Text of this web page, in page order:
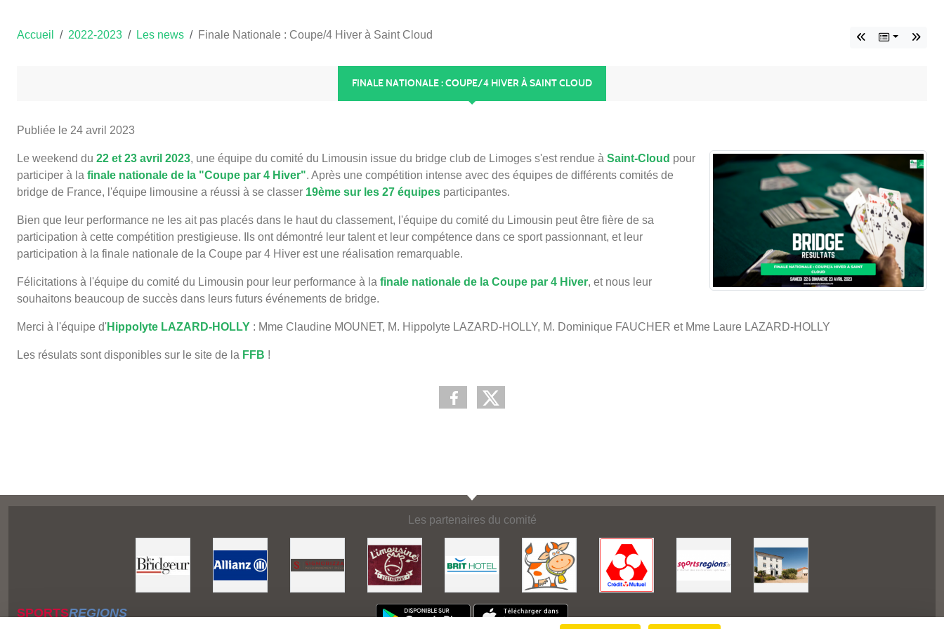
Accueil 2022-2023 Les news Finale Nationale : Coupe/4 Hiver à Saint Cloud
FINALE NATIONALE : COUPE/4 HIVER À SAINT CLOUD
Publiée le 24 avril 2023
Le weekend du 22 et 23 avril 2023, une équipe du comité du Limousin issue du bridge club de Limoges s'est rendue à Saint-Cloud pour
participer à la finale nationale de la "Coupe par 4 Hiver". Après une compétition intense avec des équipes de différents comités de
bridge de France, l'équipe limousine a réussi à se classer 19ème sur les 27 équipes participantes.
Bien que leur performance ne les ait pas placés dans le haut du classement, l'équipe du comité du Limousin peut être fière de sa
participation à cette compétition prestigieuse. Ils ont démontré leur talent et leur compétence dans ce sport passionnant, et leur
participation à la finale nationale de la Coupe par 4 Hiver est une réalisation remarquable.
Félicitations à l'équipe du comité du Limousin pour leur performance à la finale nationale de la Coupe par 4 Hiver, et nous leur
souhaitons beaucoup de succès dans leurs futurs événements de bridge.
Merci à l'équipe d'Hippolyte LAZARD-HOLLY : Mme Claudine MOUNET, M. Hippolyte LAZARD-HOLLY, M. Dominique FAUCHER et Mme Laure LAZARD-HOLLY
Les résulats sont disponibles sur le site de la FFB !
Les partenaires du comité
SPORTSREGIONS